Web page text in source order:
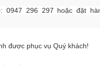
0947 296 297 hoặc đặt
được phục vụ Quý khách!